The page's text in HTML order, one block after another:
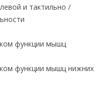
и тактильно /
функции мышц
функции мышц нижних